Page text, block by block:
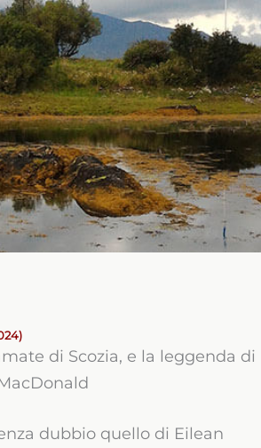
di Scozia, e la leggenda di
dubbio quello di Eilean